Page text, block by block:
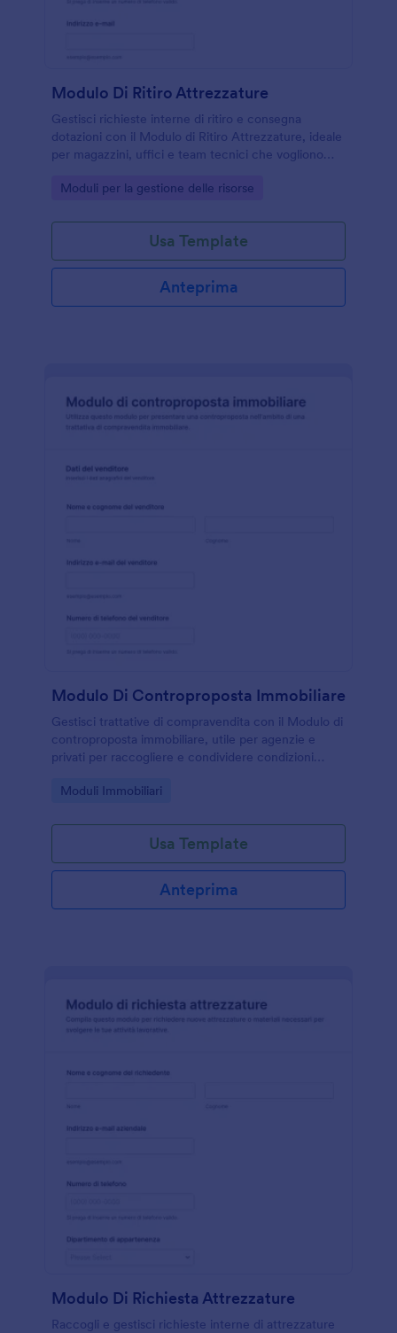
Modulo Di Ritiro Attrezzature
Gestisci richieste interne di ritiro e consegna
dotazioni con il Modulo di Ritiro Attrezzature, ideale
per magazzini, uffici e team tecnici che vogliono
collection con Jotform.
Go to Category:
Moduli per la gestione delle risorse
Usa Template
Anteprima
Modulo Di Controproposta Immobiliare
Gestisci trattative di compravendita con il Modulo di
controproposta immobiliare, utile per agenzie e
privati per raccogliere e condividere condizioni
modulo con Jotform.
Go to Category:
Moduli Immobiliari
Usa Template
Anteprima
Modulo Di Richiesta Attrezzature
Raccogli e gestisci richieste interne di attrezzature